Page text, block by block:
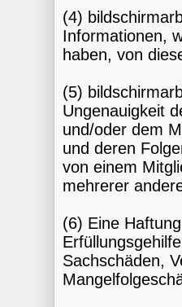
(4)
Informationen,
haben, von
(5)
Ungenauigkeit
und/oder dem
und deren
von einem
mehrerer
(6) Eine
Sachschäden,